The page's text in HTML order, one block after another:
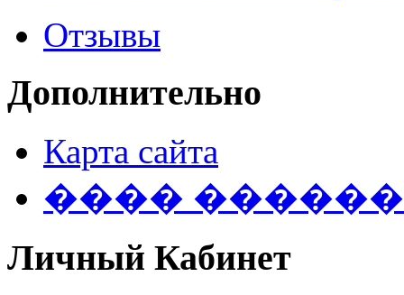
Отзывы
Дополнительно
Карта сайта
����
Личный Кабинет